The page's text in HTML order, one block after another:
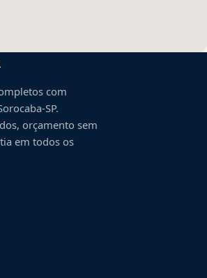
com
-SP.
orçamento sem
em todos os